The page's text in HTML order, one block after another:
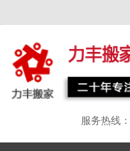
服务热线：